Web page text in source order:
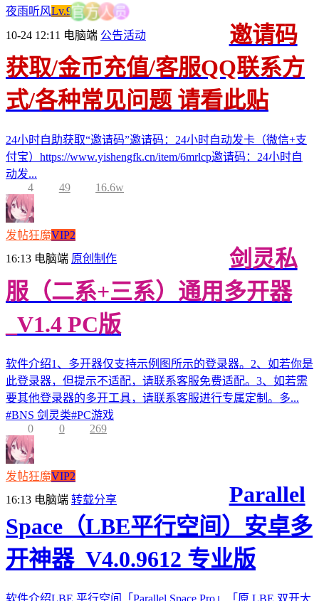
夜雨听风Lv.9官 方 人员
10-24 12:11 电脑端 公告活动
邀请码
获取/金币充值/客服QQ联系方
式/各种常见问题 请看此贴
24小时自助获取“邀请码”邀请码：24小时自动发卡（微信+支
付宝）https://www.yishengfk.cn/item/6mrlcp邀请码：24小时自
动发...
4
49 16.6w
发帖狂魔VIP2
16:13 电脑端 原创制作
剑灵私
服（二系+三系）通用多开器
_V1.4 PC版
软件介绍1、多开器仅支持示例图所示的登录器。2、如若你是
此登录器，但提示不适配，请联系客服免费适配。3、如若需
要其他登录器的多开工具，请联系客服进行专属定制。多...
#BNS 剑灵类#PC游戏
0
0 269
发帖狂魔VIP2
16:13 电脑端 转载分享
Parallel
Space（LBE平行空间）安卓多
开神器_V4.0.9612 专业版
软件介绍LBE 平行空间「Parallel Space Pro」「原 LBE 双开大